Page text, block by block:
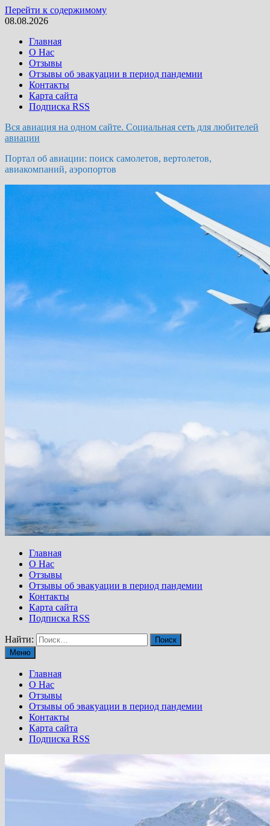
Перейти к содержимому
08.08.2026
Главная
О Нас
Отзывы
Отзывы об эвакуации в период пандемии
Контакты
Карта сайта
Подписка RSS
Вся авиация на одном сайте. Социальная сеть для любителей
авиации
Портал об авиации: поиск самолетов, вертолетов,
авиакомпаний, аэропортов
Главная
О Нас
Отзывы
Отзывы об эвакуации в период пандемии
Контакты
Карта сайта
Подписка RSS
Найти:
Меню
Главная
О Нас
Отзывы
Отзывы об эвакуации в период пандемии
Контакты
Карта сайта
Подписка RSS